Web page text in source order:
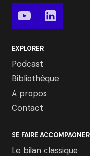
EXPLORER
Podcast
Bibliothèque
A propos
Contact
SE FAIRE ACCOMPAGNER
Le bilan classique